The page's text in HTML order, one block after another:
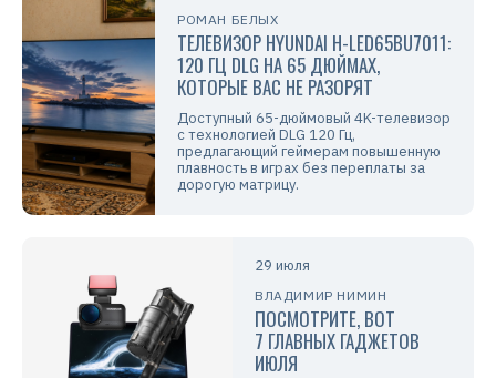
РОМАН БЕЛЫХ
ТЕЛЕВИЗОР HYUNDAI H-LED65BU7011:
120 ГЦ DLG НА 65 ДЮЙМАХ,
КОТОРЫЕ ВАС НЕ РАЗОРЯТ
Доступный 65-дюймовый 4K-телевизор
с технологией DLG 120 Гц,
предлагающий геймерам повышенную
плавность в играх без переплаты за
дорогую матрицу.
29 июля
ВЛАДИМИР НИМИН
ПОСМОТРИТЕ, ВОТ
7 ГЛАВНЫХ ГАДЖЕТОВ
ИЮЛЯ